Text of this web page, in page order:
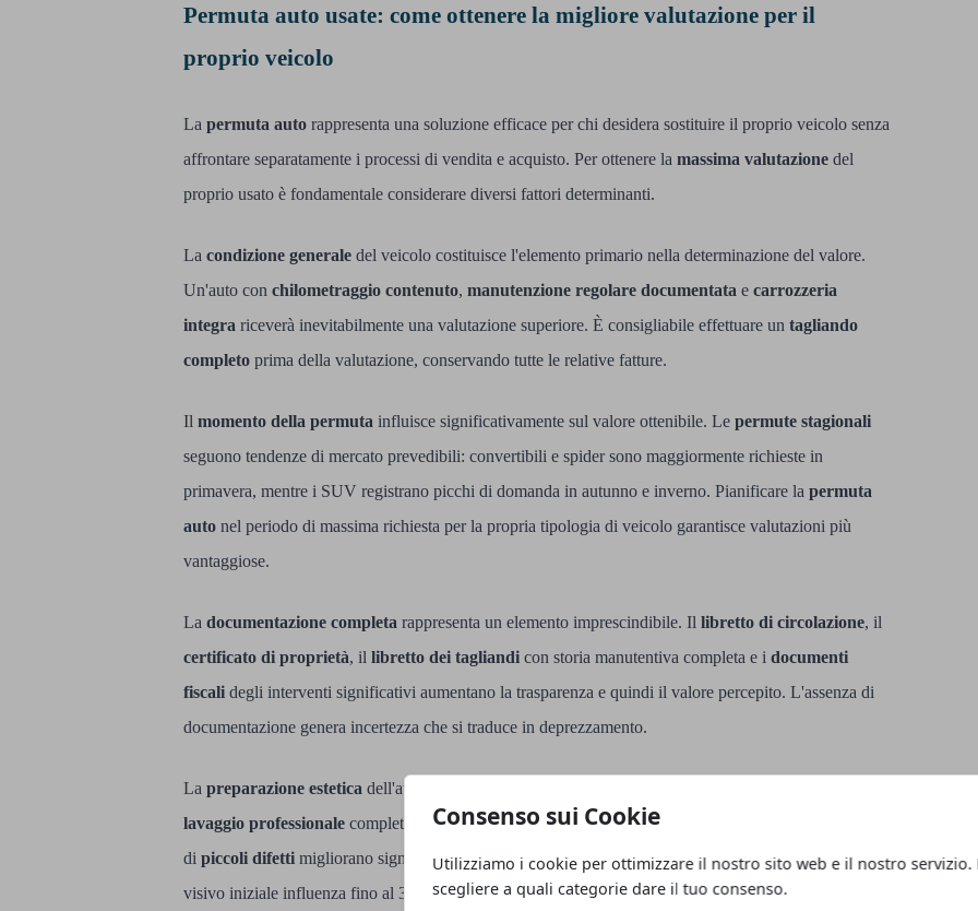
Consenso sui Cookie
Utilizziamo i cookie per ottimizzare il nostro sito web e il nostro servizio.
scegliere a quali categorie dare il tuo consenso.
Permuta auto usate: come ottenere la migliore valutazione per il
proprio veicolo
La permuta auto rappresenta una soluzione efficace per chi desidera sostituire il proprio veicolo senza
affrontare separatamente i processi di vendita e acquisto. Per ottenere la massima valutazione del
proprio usato è fondamentale considerare diversi fattori determinanti.
La condizione generale del veicolo costituisce l'elemento primario nella determinazione del valore.
Un'auto con chilometraggio contenuto, manutenzione regolare documentata e carrozzeria
integra riceverà inevitabilmente una valutazione superiore. È consigliabile effettuare un tagliando
completo prima della valutazione, conservando tutte le relative fatture.
Il momento della permuta influisce significativamente sul valore ottenibile. Le permute stagionali
seguono tendenze di mercato prevedibili: convertibili e spider sono maggiormente richieste in
primavera, mentre i SUV registrano picchi di domanda in autunno e inverno. Pianificare la permuta
auto nel periodo di massima richiesta per la propria tipologia di veicolo garantisce valutazioni più
vantaggiose.
La documentazione completa rappresenta un elemento imprescindibile. Il libretto di circolazione, il
certificato di proprietà, il libretto dei tagliandi con storia manutentiva completa e i documenti
fiscali degli interventi significativi aumentano la trasparenza e quindi il valore percepito. L'assenza di
documentazione genera incertezza che si traduce in deprezzamento.
La preparazione estetica dell'auto costituisce un investimento a basso costo con alto ritorno. Un
lavaggio professionale completo di interni ed esterni, lalucidatura della carrozzeria
di piccoli difetti migliorano significativamente la prima impressione. Studi dimostrano che l'impatto
visivo iniziale influenza fino al 30% la valutazione finale.